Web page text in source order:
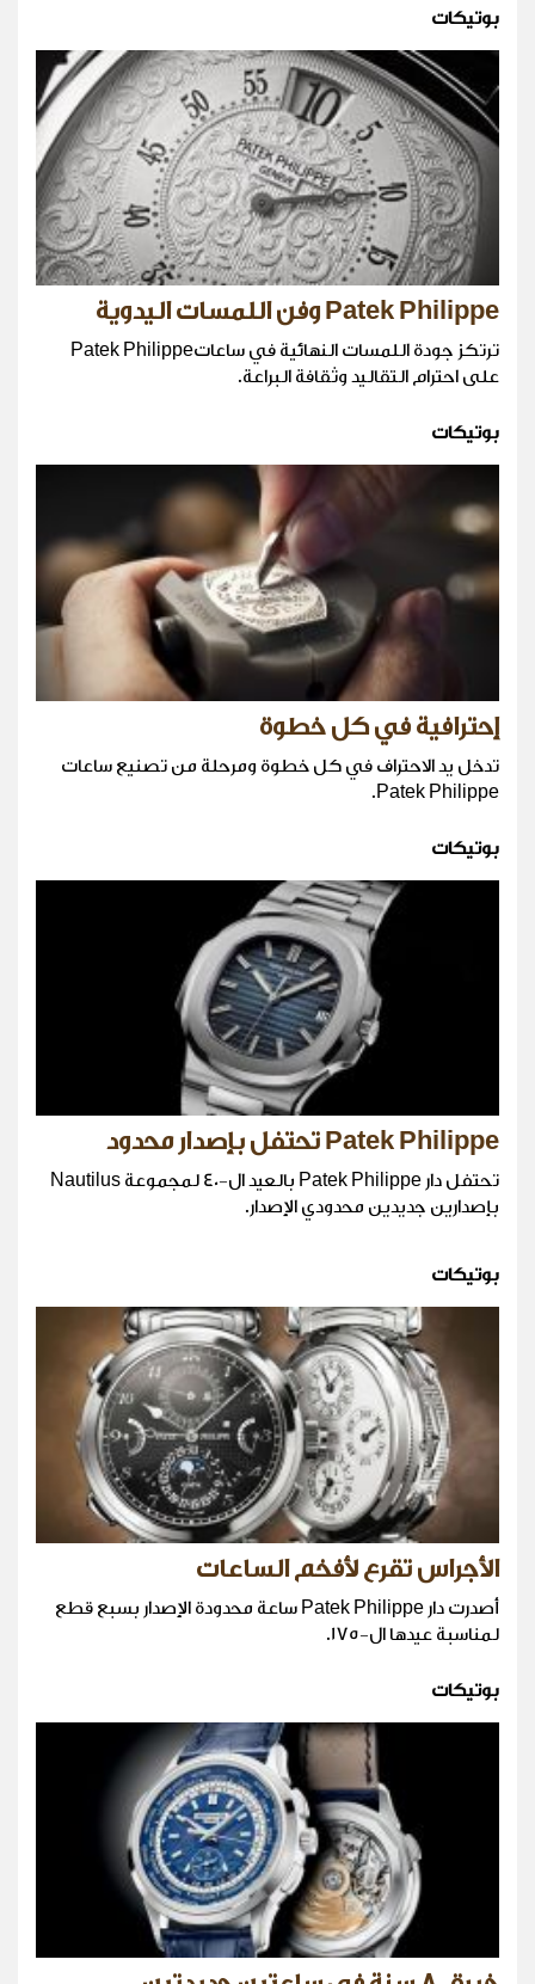
بوتيكات
Patek Philippe وفن اللمسات اليدوية
ترتكز جودة اللمسات النهائية في ساعاتPatek Philippe
على احترام التقاليد وثقافة البراعة.
بوتيكات
إحترافية في كل خطوة
تدخل يد الاحتراف في كل خطوة ومرحلة من تصنيع ساعات
Patek Philippe.
بوتيكات
Patek Philippe تحتفل بإصدار محدود
تحتفل دار Patek Philippe بالعيد ال-40 لمجموعة Nautilus
بإصدارين جديدين محدودي الإصدار.
بوتيكات
الأجراس تقرع لأفخم الساعات
أصدرت دار Patek Philippe ساعة محدودة الإصدار بسبع قطع
لمناسبة عيدها ال-175.
بوتيكات